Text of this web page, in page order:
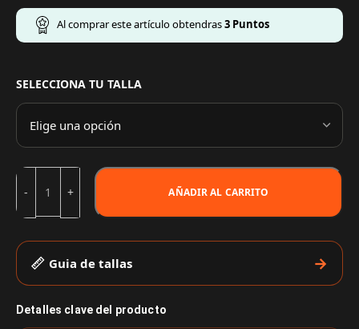
Al comprar este artículo obtendras3 Puntos
SELECCIONA TU TALLA
AÑADIR AL CARRITO
Guia de tallas
Detalles clave del producto